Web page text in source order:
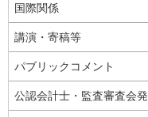
国際関係
講演・寄稿等
パブリックコメント
公認会計士・監査審査会